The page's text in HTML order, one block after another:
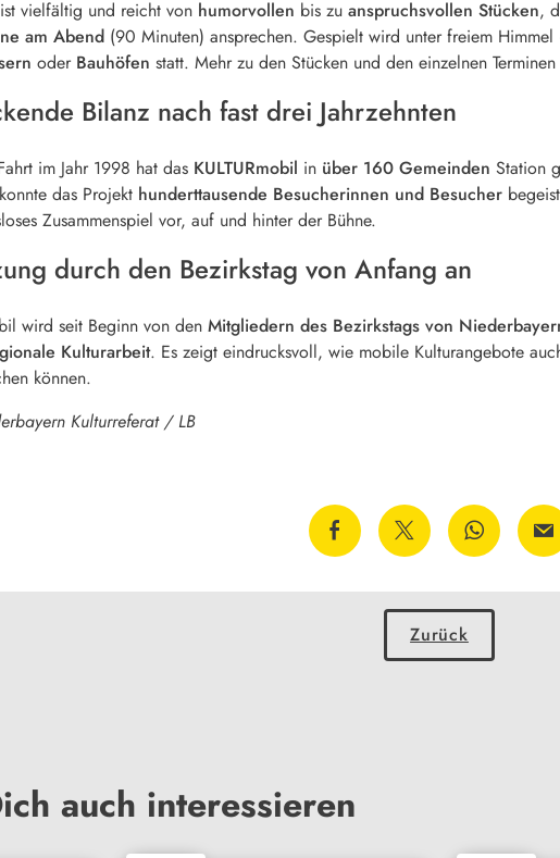
vielfältig und reicht von humorvollen bis zu anspruchsvollen Stücken,
am Abend (90 Minuten) ansprechen. Gespielt wird unter freiem
oder Bauhöfen statt. Mehr zu den Stücken und den einzelnen
Bilanz nach fast drei Jahrzehnten
im Jahr 1998 hat das KULTURmobil in über 160 Gemeinden Station
konnte das Projekt hunderttausende Besucherinnen und Besucher
Zusammenspiel vor, auf und hinter der Bühne.
durch den Bezirkstag von Anfang an
wird seit Beginn von den Mitgliedern des Bezirkstags von
Kulturarbeit. Es zeigt eindrucksvoll, wie mobile Kulturangebote
können.
Kulturreferat / LB
Zurück
auch interessieren